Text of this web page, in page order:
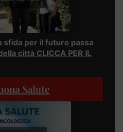
sfida per il futuro passa
città CLICCA PER IL
Salute